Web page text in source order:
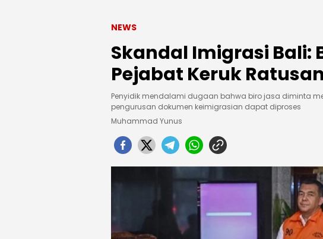
NEWS
Skandal Imigrasi Bali:
Pejabat Keruk
Penyidik mendalami dugaan bahwa biro jasa diminta
pengurusan dokumen keimigrasian dapat diproses
Muhammad Yunus